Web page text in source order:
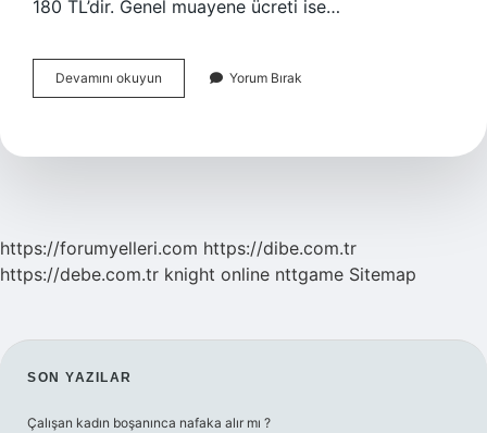
180 TL’dir. Genel muayene ücreti ise…
Devamını okuyun
Ruhsat
Gerekiyor
Yorum Bırak
https://forumyelleri.com https://dibe.com.tr
https://debe.com.tr knight online nttgame Sitemap
SIDEBAR
SON YAZILAR
Çalışan kadın boşanınca nafaka alır mı ?